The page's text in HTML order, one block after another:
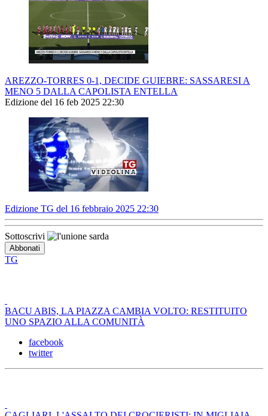
AREZZO-TORRES 0-1, DECIDE GUIEBRE: SASSARESI A
MENO 5 DALLA CAPOLISTA ENTELLA
Edizione del 16 feb 2025 22:30
Edizione TG del 16 febbraio 2025 22:30
Sottoscrivi
TG
BACU ABIS, LA PIAZZA CAMBIA VOLTO: RESTITUITO
UNO SPAZIO ALLA COMUNITÀ
facebook
twitter